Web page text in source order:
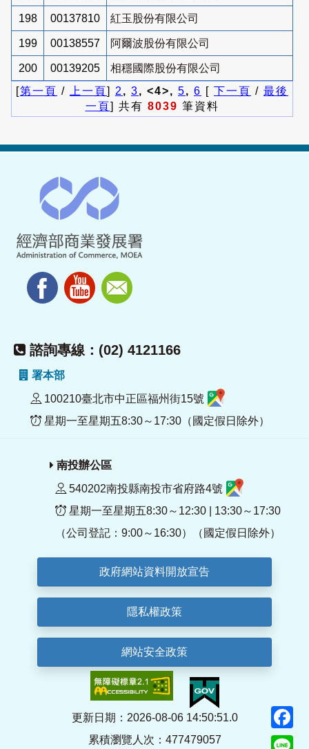
198 00137810 紅玉股份有限公司
199 00138557 阿爾波股份有限公司
200 00139205
相穩國際股份有限公司
[第一頁 / 上一頁] 2 , 3, <4>, 5, 6 [ 下一頁 / 最後
一頁] 共有 8039 筆資料
諮詢專線：(02) 4121166
署本部
100210臺北市中正區福州街15號
星期一至星期五8:30～17:30（國定假日除外）
南投辦公區
540202南投縣南投市省府路4號
星期一至星期五8:30～12:30 | 13:30～17:30
（公司登記：9:00～16:30）（國定假日除外）
政府網站資料開放宣告
隱私權政策
網站安全政策
更新日期：2026-08-06 14:50:51.0
累積瀏覽人次：477479057